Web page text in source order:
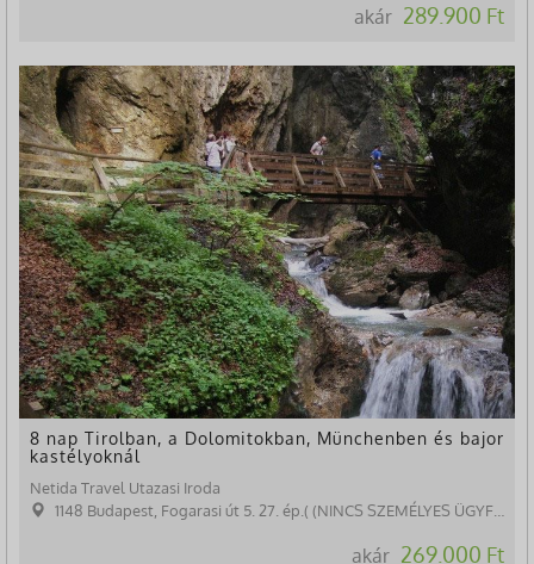
akár 289.900 Ft
8 nap Tirolban, a Dolomitokban, Münchenben és bajor
kastélyoknál
Netida Travel Utazasi Iroda
1148 Budapest, Fogarasi út 5. 27. ép.( (NINCS SZEMÉLYES ÜGYFÉLFOGADÁS)
akár 269.000 Ft